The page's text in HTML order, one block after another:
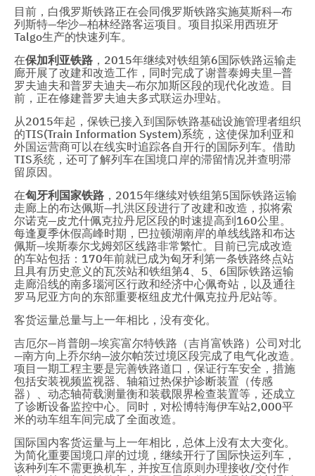
目前，白俄罗斯铁路正在会同俄罗斯铁路实施莫斯科—布
列斯特—华沙—柏林经路客运项目。项目拟采用西班牙
Talgo生产的快速列车。
在保加利亚铁路 ，2015年继续对铁组第6国际铁路运输走
廊开展了改建和改造工作，同时完成了谢普泰姆夫里—普
罗夫迪夫和普罗夫迪夫—布尔加斯区段的现代化改造。目
前，正在修建普罗夫迪夫多式联运办理站。
从2015年起，保铁已接入到国际铁路基础设施管理者组织
的TIS(Train Information System)系统，这使保加利亚和
外国运营商可以在线实时追踪各自开行的国际列车。借助
TIS系统，还可了解列车在国境口岸的滞留情况并查明滞
留原因。
在匈牙利国家铁路 ，2015年继续对铁组第5国际铁路运输
走廊上的布达佩斯—扎洪区段进行了改建和改造，拟将索
尔诺克—皮尤什佩克拉丹尼区段的时速提高到160公里。
每逢夏季休假高峰时期，巴拉顿湖南岸的单线线路和布达
佩斯—埃斯泰尔戈姆郊区线路非常繁忙。目前已完成改造
的车站包括：170年前就已成为匈牙利第一条铁路终点站
且具有历史意义的瓦茨站和铁组第4、5、6国际铁路运输
走廊沿线的南多瑙河区行政和经济中心佩奇站，以及通往
罗马尼亚方向的东部重要枢纽皮尤什佩克拉丹尼站等。
客货运量总量与上一年相比，没有变化。
吉厄尔—肖普朗—埃宾富尔特铁路（吉肖富铁路）公司对北
—南方向上乔尔纳—波尔帕茨过境区段完成了电气化改造。
项目一期工程主要是完善铁路道口，保证行车安全，措施
包括安装视频监视器、轴箱过热保护诊断装置（传感
器）、动态轴荷载测量衡和装载限界检查装置等，还成立
了诊断设备监控中心。同时，对松博特海伊车站2,000平
米的动车组车间完成了全面改造。
国际国内客货运量与上一年相比，总体上没有太大变化。
为简化重要国境口岸的过境，继续开行了国际快运列车，
该种列车不需更换机车，并按互信原则办理接收/交付作